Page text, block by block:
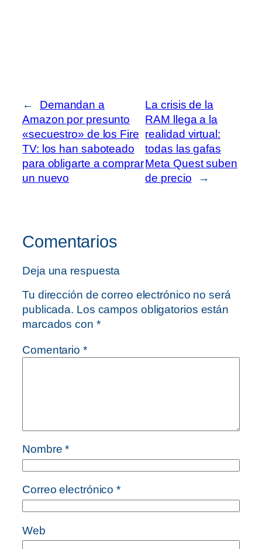
←
Demandan a
Amazon por presunto
«secuestro» de los Fire
TV: los han saboteado
para obligarte a comprar
un nuevo
La crisis de la
RAM llega a la
realidad virtual:
todas las gafas
Meta Quest suben
de precio
→
Comentarios
Deja una respuesta
Tu dirección de correo electrónico no será
publicada. Los campos obligatorios están
marcados con *
Comentario *
Nombre*
Correo electrónico*
Web